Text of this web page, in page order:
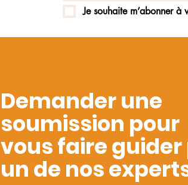
Je souhaite m’abonner à
Demander une
soumission pour
vous faire guider
un de nos